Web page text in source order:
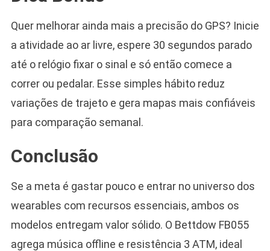
Quer melhorar ainda mais a precisão do GPS? Inicie
a atividade ao ar livre, espere 30 segundos parado
até o relógio fixar o sinal e só então comece a
correr ou pedalar. Esse simples hábito reduz
variações de trajeto e gera mapas mais confiáveis
para comparação semanal.
Conclusão
Se a meta é gastar pouco e entrar no universo dos
wearables com recursos essenciais, ambos os
modelos entregam valor sólido. O Bettdow FB055
agrega música offline e resistência 3 ATM, ideal